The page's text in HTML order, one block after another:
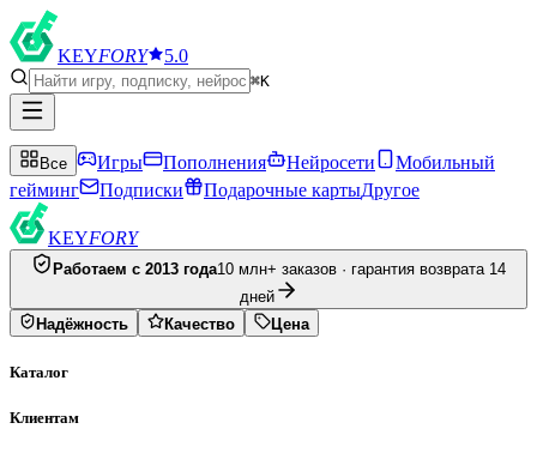
KEYFORY 5.0
⌘K
Все Игры Пополнения Нейросети
Мобильный
гейминг
Подписки Подарочные картыДругое
KEYFORY
Работаем с 2013 года10 млн+ заказов · гарантия возврата 14
дней
Надёжность
Качество Цена
Каталог
Клиентам